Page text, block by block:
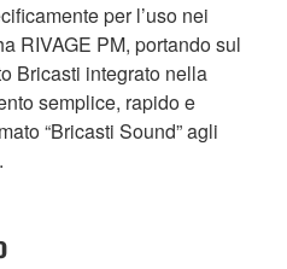
per l’uso nei
RIVAGE PM, portando sul
Bricasti integrato nella
semplice, rapido e
“Bricasti Sound” agli